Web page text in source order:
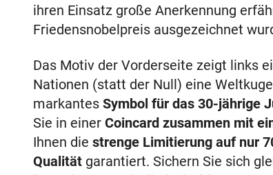
ihren Einsatz große Anerkennung
Friedensnobelpreis ausgezeichnet
Das Motiv der Vorderseite zeigt links
Nationen (statt der Null) eine
markantes Symbol für das 30-jährige
Sie in einer Coincard zusammen mit
Ihnen die strenge Limitierung auf nur
Qualität garantiert. Sichern Sie sich